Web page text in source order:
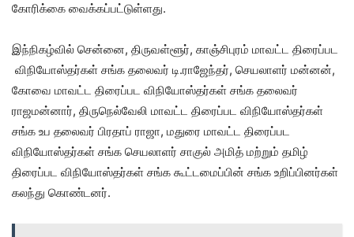
கோரிக்கை வைக்கப்பட்டுள்ளது.
இந்நிகழ்வில் சென்னை, திருவள்ளூர், காஞ்சிபுரம் மாவட்ட திரைப்பட
விநியோஸ்தர்கள் சங்க தலைவர் டி.ராஜேந்தர், செயலாளர் மன்னன்,
கோவை மாவட்ட திரைப்பட விநியோஸ்தர்கள் சங்க தலைவர்
ராஜமன்னார், திருநெல்வேலி மாவட்ட திரைப்பட விநியோஸ்தர்கள்
சங்க உப தலைவர் பிரதாப் ராஜா, மதுரை மாவட்ட திரைப்பட
விநியோஸ்தர்கள் சங்க செயலாளர் சாகுல் அமித் மற்றும் தமிழ்
திரைப்பட விநியோஸ்தர்கள் சங்க கூட்டமைப்பின் சங்க உறிப்பினர்கள்
கலந்து கொண்டனர்.